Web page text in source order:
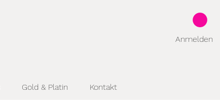
Gold & Platin Kontakt
Anmelden